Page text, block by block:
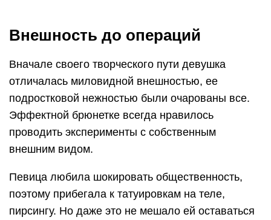
Внешность до операций
Вначале своего творческого пути девушка
отличалась миловидной внешностью, ее
подростковой нежностью были очарованы все.
Эффектной брюнетке всегда нравилось
проводить эксперименты с собственным
внешним видом.
Певица любила шокировать общественность,
поэтому прибегала к татуировкам на теле,
пирсингу. Но даже это не мешало ей оставаться